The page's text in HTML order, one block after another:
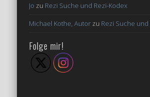
Jo zu Rezi Suche und Rezi-Kodex
Michael Kothe, Autor zu Rezi Suche und
Folge mir!